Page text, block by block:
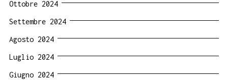
Ottobre 2024
Settembre 2024
Agosto 2024
Luglio 2024
Giugno 2024